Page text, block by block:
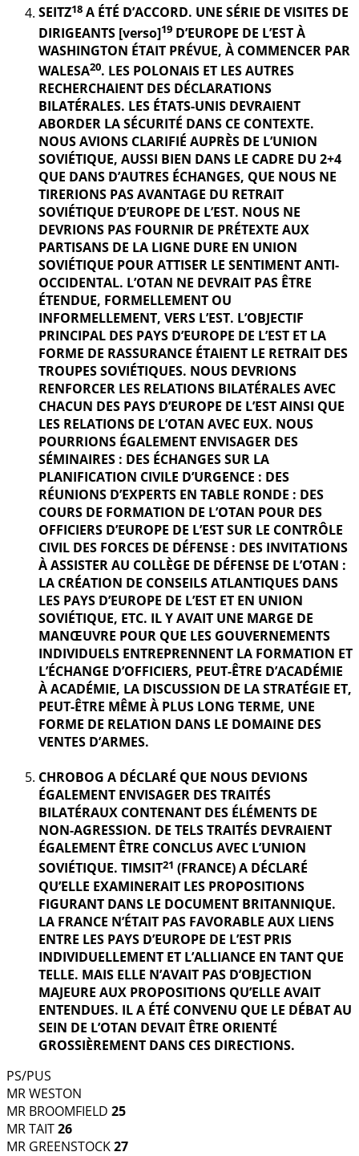
SEITZ18 A ÉTÉ D’ACCORD. UNE SÉRIE DE VISITES DE
DIRIGEANTS [verso]19 D’EUROPE DE L’EST À
WASHINGTON ÉTAIT PRÉVUE, À COMMENCER PAR
WALESA20. LES POLONAIS ET LES AUTRES
RECHERCHAIENT DES DÉCLARATIONS
BILATÉRALES. LES ÉTATS-UNIS DEVRAIENT
ABORDER LA SÉCURITÉ DANS CE CONTEXTE.
NOUS AVIONS CLARIFIÉ AUPRÈS DE L’UNION
SOVIÉTIQUE, AUSSI BIEN DANS LE CADRE DU 2+4
QUE DANS D’AUTRES ÉCHANGES, QUE NOUS NE
TIRERIONS PAS AVANTAGE DU RETRAIT
SOVIÉTIQUE D’EUROPE DE L’EST. NOUS NE
DEVRIONS PAS FOURNIR DE PRÉTEXTE AUX
PARTISANS DE LA LIGNE DURE EN UNION
SOVIÉTIQUE POUR ATTISER LE SENTIMENT ANTI-
OCCIDENTAL. L’OTAN NE DEVRAIT PAS ÊTRE
ÉTENDUE, FORMELLEMENT OU
INFORMELLEMENT, VERS L’EST. L’OBJECTIF
PRINCIPAL DES PAYS D’EUROPE DE L’EST ET LA
FORME DE RASSURANCE ÉTAIENT LE RETRAIT DES
TROUPES SOVIÉTIQUES. NOUS DEVRIONS
RENFORCER LES RELATIONS BILATÉRALES AVEC
CHACUN DES PAYS D’EUROPE DE L’EST AINSI QUE
LES RELATIONS DE L’OTAN AVEC EUX. NOUS
POURRIONS ÉGALEMENT ENVISAGER DES
SÉMINAIRES : DES ÉCHANGES SUR LA
PLANIFICATION CIVILE D’URGENCE : DES
RÉUNIONS D’EXPERTS EN TABLE RONDE : DES
COURS DE FORMATION DE L’OTAN POUR DES
OFFICIERS D’EUROPE DE L’EST SUR LE CONTRÔLE
CIVIL DES FORCES DE DÉFENSE : DES INVITATIONS
À ASSISTER AU COLLÈGE DE DÉFENSE DE L’OTAN :
LA CRÉATION DE CONSEILS ATLANTIQUES DANS
LES PAYS D’EUROPE DE L’EST ET EN UNION
SOVIÉTIQUE, ETC. IL Y AVAIT UNE MARGE DE
MANŒUVRE POUR QUE LES GOUVERNEMENTS
INDIVIDUELS ENTREPRENNENT LA FORMATION ET
L’ÉCHANGE D’OFFICIERS, PEUT-ÊTRE D’ACADÉMIE
À ACADÉMIE, LA DISCUSSION DE LA STRATÉGIE ET,
PEUT-ÊTRE MÊME À PLUS LONG TERME, UNE
FORME DE RELATION DANS LE DOMAINE DES
VENTES D’ARMES.
CHROBOG A DÉCLARÉ QUE NOUS DEVIONS
ÉGALEMENT ENVISAGER DES TRAITÉS
BILATÉRAUX CONTENANT DES ÉLÉMENTS DE
NON-AGRESSION. DE TELS TRAITÉS DEVRAIENT
ÉGALEMENT ÊTRE CONCLUS AVEC L’UNION
SOVIÉTIQUE. TIMSIT21 (FRANCE) A DÉCLARÉ
QU’ELLE EXAMINERAIT LES PROPOSITIONS
FIGURANT DANS LE DOCUMENT BRITANNIQUE.
LA FRANCE N’ÉTAIT PAS FAVORABLE AUX LIENS
ENTRE LES PAYS D’EUROPE DE L’EST PRIS
INDIVIDUELLEMENT ET L’ALLIANCE EN TANT QUE
TELLE. MAIS ELLE N’AVAIT PAS D’OBJECTION
MAJEURE AUX PROPOSITIONS QU’ELLE AVAIT
ENTENDUES. IL A ÉTÉ CONVENU QUE LE DÉBAT AU
SEIN DE L’OTAN DEVAIT ÊTRE ORIENTÉ
GROSSIÈREMENT DANS CES DIRECTIONS.
PS/PUS
MR WESTON
MR BROOMFIELD 25
MR TAIT26
MR GREENSTOCK27